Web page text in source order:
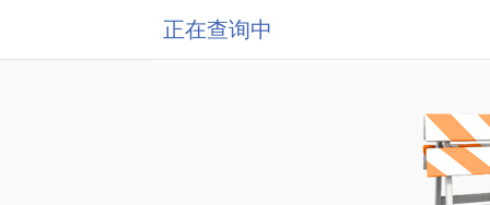
正在查询中